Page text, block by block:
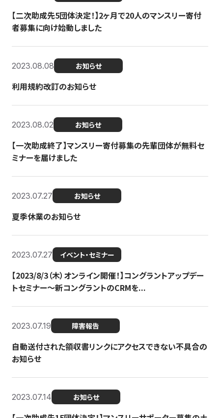
【二次助成先5団体決定！】2ヶ月で20人のマンスリー寄付
者募集に向け始動しました
2023.08.08 お知らせ
利用規約改訂のお知らせ
2023.08.02 お知らせ
【一次助成終了】マンスリー寄付募集の先輩団体が無料セ
ミナーを届けました
2023.07.27 お知らせ
夏季休業のお知らせ
2023.07.27 イベント・セミナー
【2023/8/3（木）オンライン開催！】コングラントアップデー
トセミナー〜新コングラントのCRMを...
2023.07.19 障害報告
自動送付された領収書リンクにアクセスできない不具合の
お知らせ
2023.07.14 お知らせ